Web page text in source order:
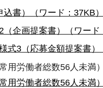
込書）（ワード：37KB）
（企画提案書）（ワード
式3（応募金額提案書）
用労働者総数56人未
用労働者総数56人未満